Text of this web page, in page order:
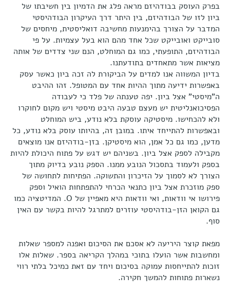
בפרק העוסק בבודהיזם מראה פלג את הדמיון בין חשיבתו של
ביון לזו של הבודהיזם, בין היתר דרך העיקרון הבודהיסטי
המדבר על הצורך בהימנעות מחשיבה דואליסטית, מיחסים של
סובייקט ואובייקט שכל אחד מהם הוא בעל עצמיות. על פי
הבודהיזם, התופעתי, כמו גם המוחלט, הנם שני צדדים של אותה
מציאות אשר מתאחדים בתודעתנו.
בדיון המשווה אנו למדים על הביקורת לה זכה ביון כאשר עסק
באפשרות ידיעה מתוך ההיות אחד עם המטופל. זהו ההיבט
ה"מיסטי" אצל ביון. יפה טענתה של פלד כי לעבודה
הפסיכואנליטית יש מעצם טבעה היבט מיסטי ויש מקום לחוקרו
ולא להכחישו. מיסטיקה עוסקת בלא נודע, ביש המוחלט
ובאפשרות להתייחד איתו. במובן זה, בהיותו עוסק בלא נודע, כל
מדען, כמו גם כל אמן, הוא מיסטיקן. בזן-בודהיזם אנו מוצאים
מקבילה לספק אצל ביון. בשניהם יש דגש על פתוח היכולת להיות
בספק ולעמוד בתסכול הנובע ממנו. הספק נובע בדיוק מתוך
הצורך לא לסמוך על הזיכרון והתשוקה. הפתיחות לתחושה של
ספק מוזכרת אצל ביון כתנאי הכרחי להתפתחות הואיל וספק
פירושו אי וודאות, ואי וודאות היא מאפיין של O. המדיטציה כמו
גם הקואן הזן-בודהיסטי עוזרים למתרגל להיות בקשר עם האין
סוף.
מפאת קוצר היריעה לא אסכם את הסיכום ואפנה למספר שאלות
ומחשבות אשר הועלו בתוכי במהלך הקריאה בספר. שאלות אלו
זוכות להתייחסות עמוקה בסיכום ויחד עם זאת כמיכל בלתי רווי
נשארות פתוחות להמשך חקירה.